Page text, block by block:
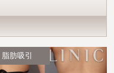
脂肪吸引